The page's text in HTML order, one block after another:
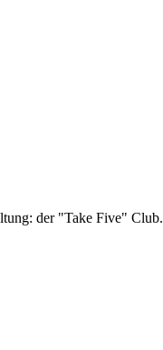
der "Take Five" Club.